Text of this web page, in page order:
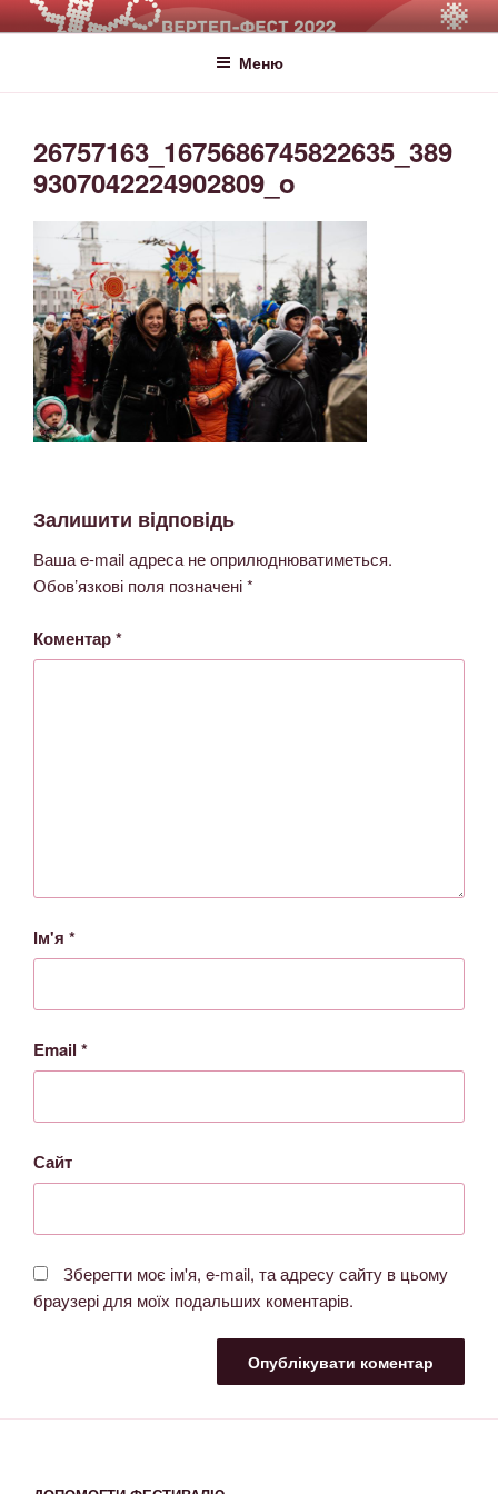
ВЕРТЕП-ФЕСТ
За Світло те, що Темряву здолало!
Меню
26757163_1675686745822635_389
9307042224902809_o
Залишити відповідь
Ваша e-mail адреса не оприлюднюватиметься.
Обов’язкові поля позначені*
Коментар*
Ім'я *
Email *
Сайт
Зберегти моє ім'я, e-mail, та адресу сайту в цьому
браузері для моїх подальших коментарів.